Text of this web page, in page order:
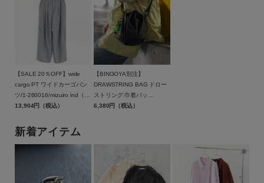
【SALE 20％OFF】wide
cargo PT ワイドカーゴパン
ツ/1-260016/mizuiro ind（ミ
ズイロインド）【返品交換不
13,904円（税込）
【BINGOYA別注】
DRAWSTRING BAG ドロー
ストリング 巾着バッ
グ/BAICYCLON by
6,380円（税込）
新着アイテム